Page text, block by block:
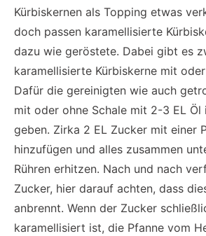
Kürbiskernen als Topping etwas
doch passen karamellisierte
dazu wie geröstete. Dabei gibt es
karamellisierte Kürbiskerne mit
Dafür die gereinigten wie auch
mit oder ohne Schale mit 2-3 EL Öl
geben. Zirka 2 EL Zucker mit einer
hinzufügen und alles zusammen
Rühren erhitzen. Nach und nach
Zucker, hier darauf achten, dass
anbrennt. Wenn der Zucker
karamellisiert ist, die Pfanne vom